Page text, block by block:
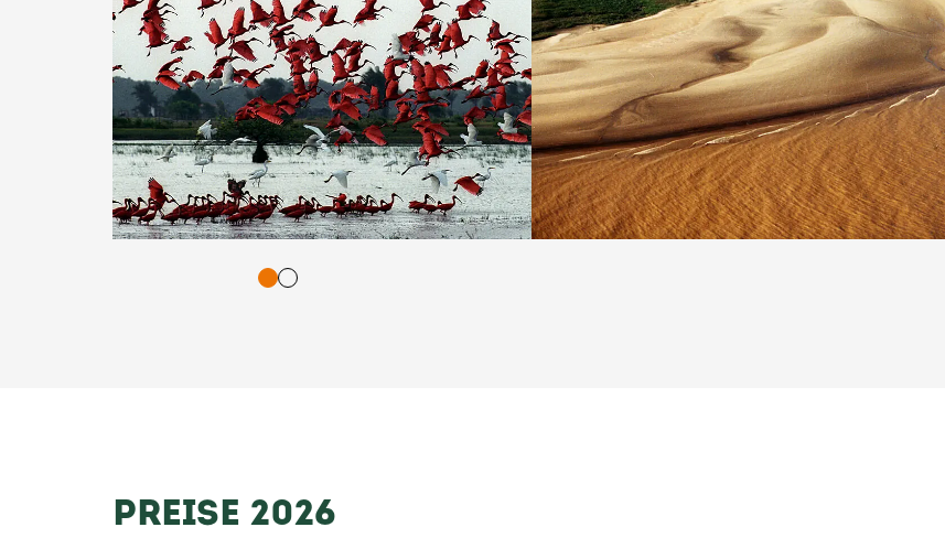
Bestätigung und Vorlesen der Inhalte mit Leertaste oder Tabulator-Taste.
PREISE 2026